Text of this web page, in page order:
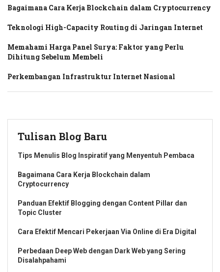
Bagaimana Cara Kerja Blockchain dalam Cryptocurrency
Teknologi High-Capacity Routing di Jaringan Internet
Memahami Harga Panel Surya: Faktor yang Perlu
Dihitung Sebelum Membeli
Perkembangan Infrastruktur Internet Nasional
Tulisan Blog Baru
Tips Menulis Blog Inspiratif yang Menyentuh Pembaca
Bagaimana Cara Kerja Blockchain dalam
Cryptocurrency
Panduan Efektif Blogging dengan Content Pillar dan
Topic Cluster
Cara Efektif Mencari Pekerjaan Via Online di Era Digital
Perbedaan Deep Web dengan Dark Web yang Sering
Disalahpahami